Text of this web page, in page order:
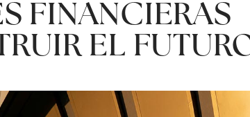
FINANCIERAS
EL